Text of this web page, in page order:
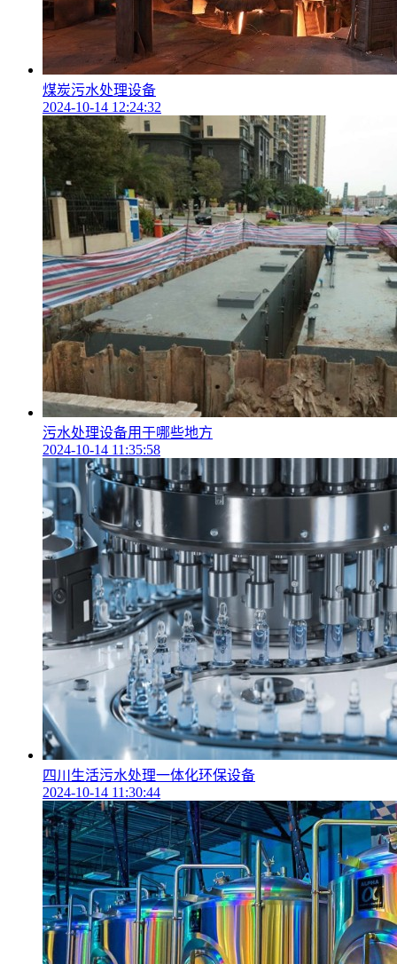
煤炭污水处理设备
2024-10-14 12:24:32
污水处理设备用于哪些地方
2024-10-14 11:35:58
四川生活污水处理一体化环保设备
2024-10-14 11:30:44